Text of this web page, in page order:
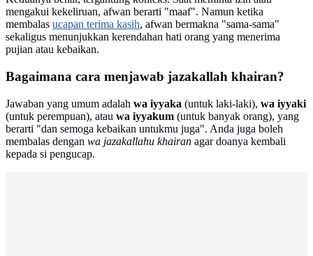
mengakui kekeliruan, afwan berarti "maaf". Namun ketika
membalas ucapan terima kasih, afwan bermakna "sama-sama"
sekaligus menunjukkan kerendahan hati orang yang menerima
pujian atau kebaikan.
Bagaimana cara menjawab jazakallah khairan?
Jawaban yang umum adalah wa iyyaka (untuk laki-laki), wa iyyaki
(untuk perempuan), atau wa iyyakum (untuk banyak orang), yang
berarti "dan semoga kebaikan untukmu juga". Anda juga boleh
membalas dengan wa jazakallahu khairan agar doanya kembali
kepada si pengucap.